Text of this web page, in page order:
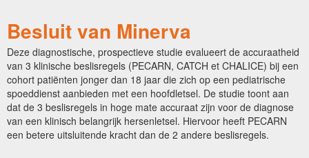
Besluit van Minerva
Deze diagnostische, prospectieve studie evalueert de accuraatheid
van 3 klinische beslisregels (PECARN, CATCH et CHALICE) bij een
cohort patiënten jonger dan 18 jaar die zich op een pediatrische
spoeddienst aanbieden met een hoofdletsel. De studie toont aan
dat de 3 beslisregels in hoge mate accuraat zijn voor de diagnose
van een klinisch belangrijk hersenletsel. Hiervoor heeft PECARN
een betere uitsluitende kracht dan de 2 andere beslisregels.